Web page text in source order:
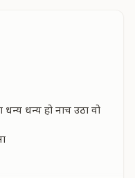
धन्य हो नाच उठा वो